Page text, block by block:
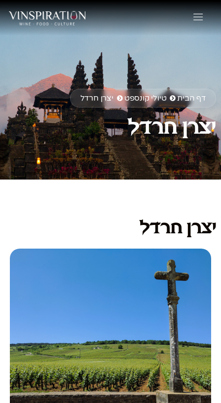
דף הבית טיולי קונספט יצרן חרדל
יצרן חרדל
יצרן חרדל